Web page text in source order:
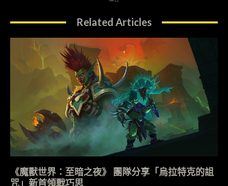
Related Articles
《魔獸世界：至暗之夜》 團隊分享「烏拉特克的詛
咒」新首領戰巧思